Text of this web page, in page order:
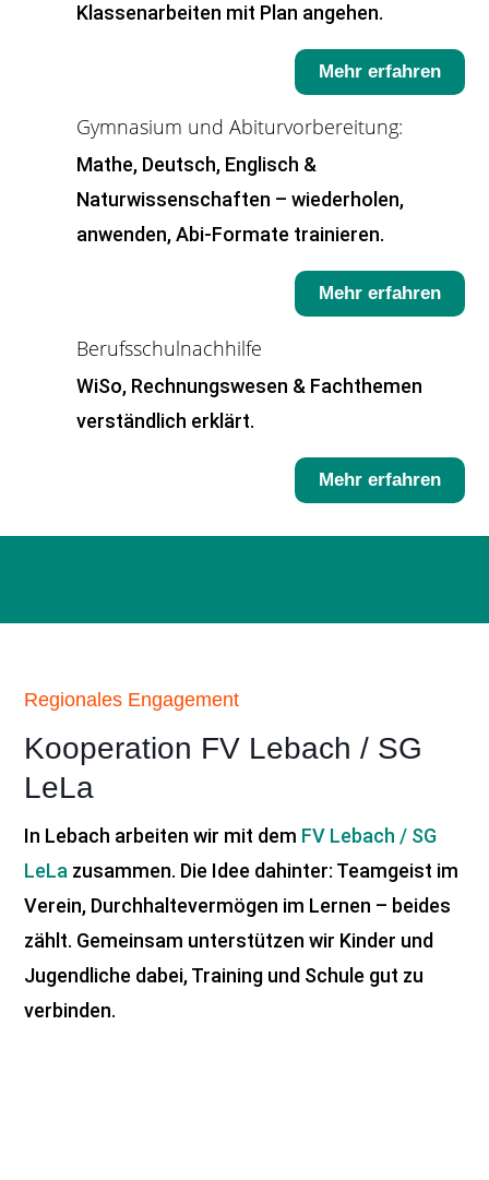
Klassenarbeiten mit Plan angehen.
Mehr erfahren
Gymnasium und Abiturvorbereitung:
Mathe, Deutsch, Englisch &
Naturwissenschaften – wiederholen,
anwenden, Abi-Formate trainieren.
Mehr erfahren
Berufsschulnachhilfe
WiSo, Rechnungswesen & Fachthemen
verständlich erklärt.
Mehr erfahren
Regionales Engagement
Kooperation FV Lebach / SG
LeLa
In Lebach arbeiten wir mit dem FV Lebach / SG
LeLa zusammen. Die Idee dahinter: Teamgeist im
Verein, Durchhaltevermögen im Lernen – beides
zählt. Gemeinsam unterstützen wir Kinder und
Jugendliche dabei, Training und Schule gut zu
verbinden.